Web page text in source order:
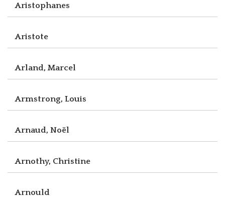
Aristophanes
Aristote
Arland, Marcel
Armstrong, Louis
Arnaud, Noël
Arnothy, Christine
Arnould